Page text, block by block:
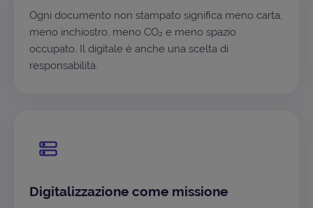
Ogni documento non stampato significa meno carta,
meno inchiostro, meno CO₂ e meno spazio
occupato. Il digitale è anche una scelta di
responsabilità.
Digitalizzazione come missione